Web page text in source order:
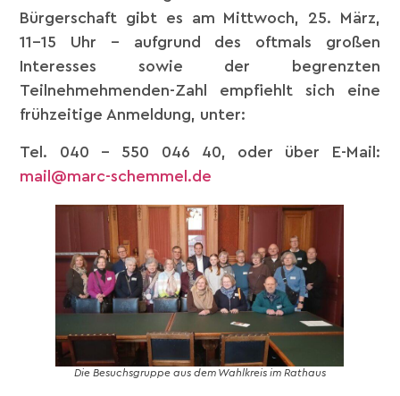
Bürgerschaft gibt es am Mittwoch, 25. März,
11-15 Uhr – aufgrund des oftmals großen
Interesses sowie der begrenzten
Teilnehmehmenden-Zahl empfiehlt sich eine
frühzeitige Anmeldung, unter:
Tel. 040 – 550 046 40, oder über E-Mail:
mail@marc-schemmel.de
Die Besuchsgruppe aus dem Wahlkreis im Rathaus